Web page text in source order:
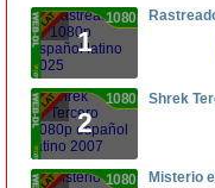
1
1080p
2
1080p Shrek
1080p Misterio